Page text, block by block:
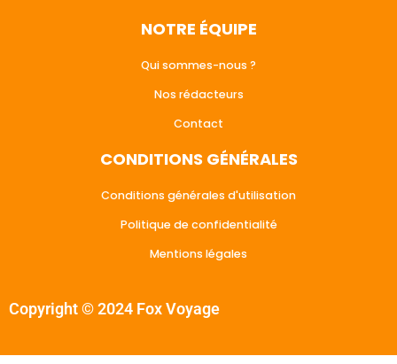
NOTRE ÉQUIPE
Qui sommes-nous ?
Nos rédacteurs
Contact
CONDITIONS GÉNÉRALES
Conditions générales d'utilisation
Politique de confidentialité
Mentions légales
Copyright © 2024 Fox Voyage